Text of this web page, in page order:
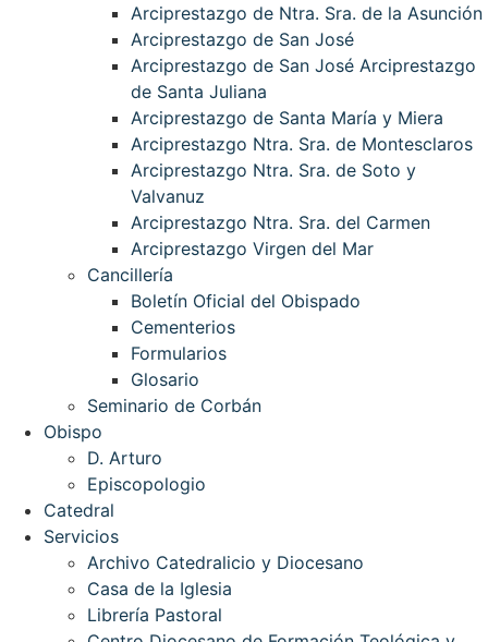
Arciprestazgo de Ntra. Sra. de la Asunción
Arciprestazgo de San José
Arciprestazgo de San José Arciprestazgo
de Santa Juliana
Arciprestazgo de Santa María y Miera
Arciprestazgo Ntra. Sra. de Montesclaros
Arciprestazgo Ntra. Sra. de Soto y
Valvanuz
Arciprestazgo Ntra. Sra. del Carmen
Arciprestazgo Virgen del Mar
Cancillería
Boletín Oficial del Obispado
Cementerios
Formularios
Glosario
Seminario de Corbán
Obispo
D. Arturo
Episcopologio
Catedral
Servicios
Archivo Catedralicio y Diocesano
Casa de la Iglesia
Librería Pastoral